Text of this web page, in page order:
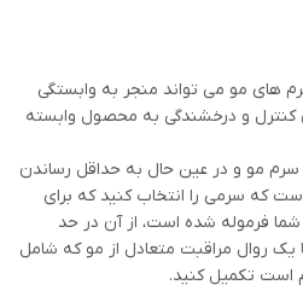
های مو می تواند منجر به وابستگی
کنترل و درخشندگی به محصول وابسته
سرم مو و در عین حال به حداقل رساندن
که سرمی را انتخاب کنید که برای
فرموله شده است، از آن در حد
یک روال مراقبت متعادل از مو که شامل
است تکمیل کنید.